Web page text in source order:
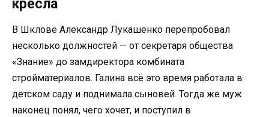
кресла
В Шклове Александр Лукашенко перепробовал
несколько должностей — от секретаря общества
«Знание» до замдиректора комбината
стройматериалов. Галина всё это время работала в
детском саду и поднимала сыновей. Тогда же муж
наконец понял, чего хочет, и поступил в